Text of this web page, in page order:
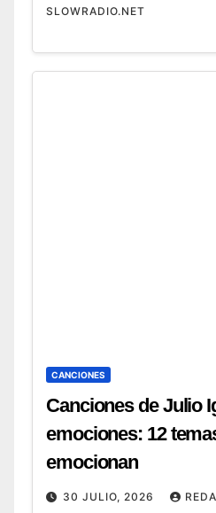
SLOWRADIO.NET
CANCIONES
Canciones de Julio
emociones: 12
emocionan
30 JULIO, 2026